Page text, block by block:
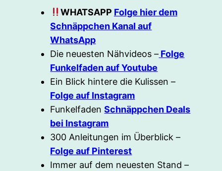
WHATSAPP Folge hier dem
Schnäppchen Kanal auf
WhatsApp
Die neuesten Nähvideos – Folge
Funkelfaden auf Youtube
Ein Blick hintere die Kulissen –
Folge auf Instagram
FunkelfadenSchnäppchen Deals
bei Instagram
300 Anleitungen im Überblick –
Folge auf Pinterest
Immer auf dem neuesten Stand –